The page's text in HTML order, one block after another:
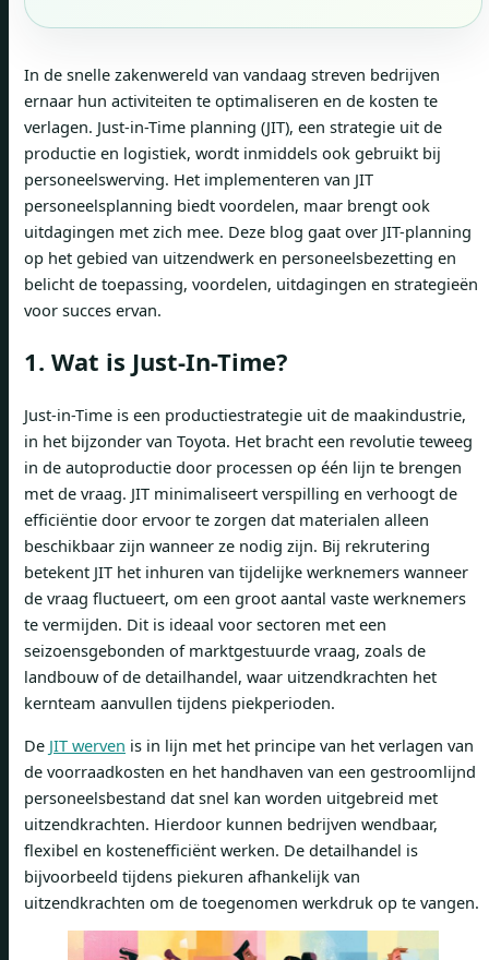
In de snelle zakenwereld van vandaag streven bedrijven
ernaar hun activiteiten te optimaliseren en de kosten te
verlagen. Just-in-Time planning (JIT), een strategie uit de
productie en logistiek, wordt inmiddels ook gebruikt bij
personeelswerving. Het implementeren van JIT
personeelsplanning biedt voordelen, maar brengt ook
uitdagingen met zich mee. Deze blog gaat over JIT-planning
op het gebied van uitzendwerk en personeelsbezetting en
belicht de toepassing, voordelen, uitdagingen en strategieën
voor succes ervan.
1. Wat is Just-In-Time?
Just-in-Time is een productiestrategie uit de maakindustrie,
in het bijzonder van Toyota. Het bracht een revolutie teweeg
in de autoproductie door processen op één lijn te brengen
met de vraag. JIT minimaliseert verspilling en verhoogt de
efficiëntie door ervoor te zorgen dat materialen alleen
beschikbaar zijn wanneer ze nodig zijn. Bij rekrutering
betekent JIT het inhuren van tijdelijke werknemers wanneer
de vraag fluctueert, om een ​​groot aantal vaste werknemers
te vermijden. Dit is ideaal voor sectoren met een
seizoensgebonden of marktgestuurde vraag, zoals de
landbouw of de detailhandel, waar uitzendkrachten het
kernteam aanvullen tijdens piekperioden.
De JIT werven is in lijn met het principe van het verlagen van
de voorraadkosten en het handhaven van een gestroomlijnd
personeelsbestand dat snel kan worden uitgebreid met
uitzendkrachten. Hierdoor kunnen bedrijven wendbaar,
flexibel en kostenefficiënt werken. De detailhandel is
bijvoorbeeld tijdens piekuren afhankelijk van
uitzendkrachten om de toegenomen werkdruk op te vangen.